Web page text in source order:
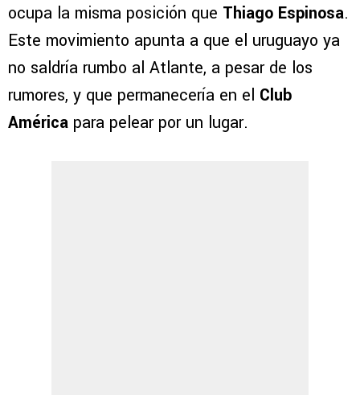
ocupa la misma posición que Thiago Espinosa.
Este movimiento apunta a que el uruguayo ya
no saldría rumbo al Atlante, a pesar de los
rumores, y que permanecería en el Club
América para pelear por un lugar.